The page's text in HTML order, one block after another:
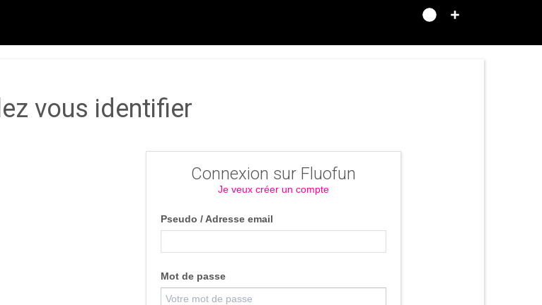
vous identifier
Connexion sur Fluofun
Je veux créer un compte
Pseudo / Adresse email
Mot de passe